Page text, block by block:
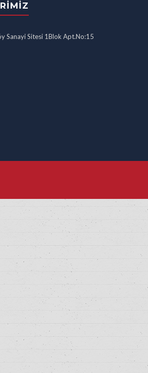
Sanayi Sitesi 1Blok Apt.No:15